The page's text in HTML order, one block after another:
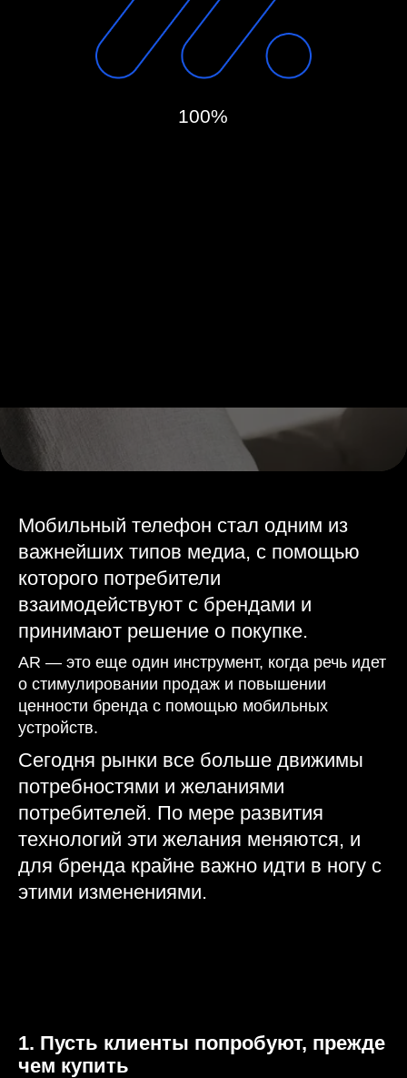
использовать AR
в маркетинговой стратегии
18 сентября 2022
Мобильный телефон стал одним из
важнейших типов медиа, с помощью
которого потребители
взаимодействуют с брендами и
принимают решение о покупке.
AR — это еще один инструмент, когда речь идет
о стимулировании продаж и повышении
ценности бренда с помощью мобильных
устройств.
Сегодня рынки все больше движимы
потребностями и желаниями
потребителей. По мере развития
технологий эти желания меняются, и
для бренда крайне важно идти в ногу с
этими изменениями.
1. Пусть клиенты попробуют, прежде
чем купить